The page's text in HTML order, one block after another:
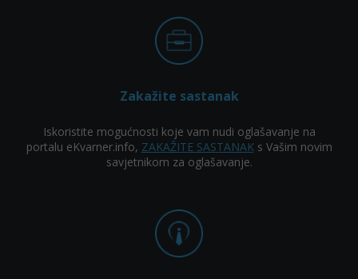
Zakažite sastanak
Iskoristite mogućnosti koje vam nudi oglašavanje na
portalu eKvarner.info, ZAKAŽITE SASTANAKs Vašim novim
savjetnikom za oglašavanje.